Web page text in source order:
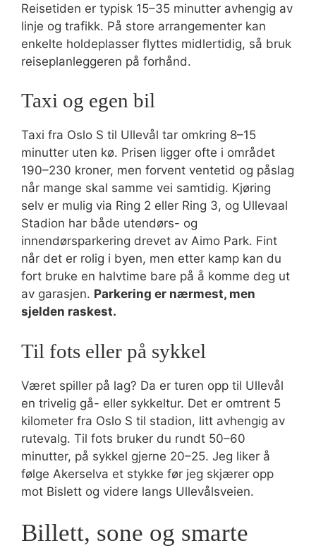
Reisetiden er typisk 15–35 minutter avhengig av
linje og trafikk. På store arrangementer kan
enkelte holdeplasser flyttes midlertidig, så bruk
reiseplanleggeren på forhånd.
Taxi og egen bil
Taxi fra Oslo S til Ullevål tar omkring 8–15
minutter uten kø. Prisen ligger ofte i området
190–230 kroner, men forvent ventetid og påslag
når mange skal samme vei samtidig. Kjøring
selv er mulig via Ring 2 eller Ring 3, og Ullevaal
Stadion har både utendørs- og
innendørsparkering drevet av Aimo Park. Fint
når det er rolig i byen, men etter kamp kan du
fort bruke en halvtime bare på å komme deg ut
av garasjen. Parkering er nærmest, men
sjelden raskest.
Til fots eller på sykkel
Været spiller på lag? Da er turen opp til Ullevål
en trivelig gå- eller sykkeltur. Det er omtrent 5
kilometer fra Oslo S til stadion, litt avhengig av
rutevalg. Til fots bruker du rundt 50–60
minutter, på sykkel gjerne 20–25. Jeg liker å
følge Akerselva et stykke før jeg skjærer opp
mot Bislett og videre langs Ullevålsveien.
Billett, sone og smarte